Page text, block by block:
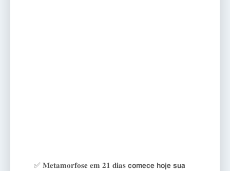
✅ 𝐌𝐞𝐭𝐚𝐦𝐨𝐫𝐟𝐨𝐬𝐞 𝐞𝐦 𝟐𝟏 𝐝𝐢𝐚𝐬 𝗰𝗼𝗺𝗲𝗰𝗲 𝗵𝗼𝗷𝗲 𝘀𝘂𝗮